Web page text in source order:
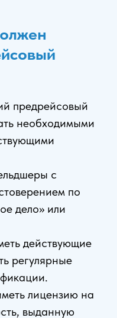
предрейсовый
необходимыми
с
по
дело» или
действующие
регулярные
лицензию на
выданную